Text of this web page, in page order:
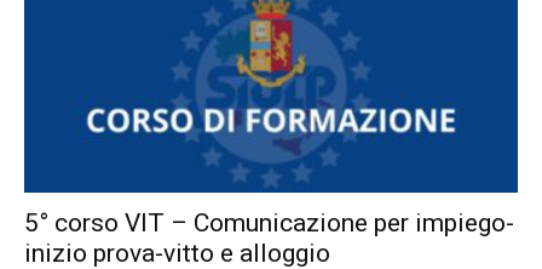
5° corso VIT – Comunicazione per impiego-
inizio prova-vitto e alloggio